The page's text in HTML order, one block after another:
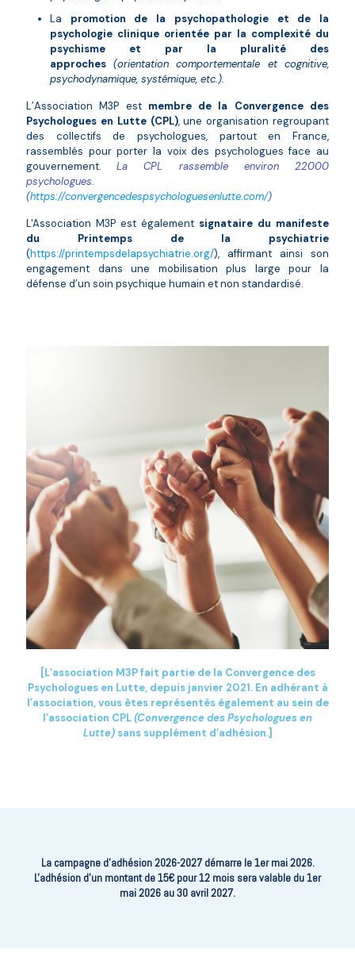
La promotion de la psychopathologie et de la
psychologie clinique orientée par la complexité du
psychisme et par la pluralité des
approches (orientation comportementale et cognitive,
psychodynamique, systémique, etc.).
L’Association M3P est membre de la Convergence des
Psychologues en Lutte (CPL), une organisation regroupant
des collectifs de psychologues, partout en France,
rassemblés pour porter la voix des psychologues face au
gouvernement.La CPL rassemble environ 22000
psychologues.
(https://convergencedespsychologuesenlutte.com/)
L'Association M3P est également signataire du manifeste
du Printemps de la psychiatrie
(https://printempsdelapsychiatrie.org/), affirmant ainsi son
engagement dans une mobilisation plus large pour la
défense d’un soin psychique humain et non standardisé.
[L’association M3P fait partie de la Convergence des
Psychologues en Lutte, depuis janvier 2021. En adhérant à
l’association, vous êtes représentés également au sein de
l’association CPL(Convergence des Psychologues en
Lutte)sans supplément d’adhésion.]
La campagne d’adhésion 2026-2027 démarre le 1er mai 2026.
L'adhésion d'un montant de 15€ pour 12 mois sera valable du 1er
mai 2026 au 30 avril 2027.